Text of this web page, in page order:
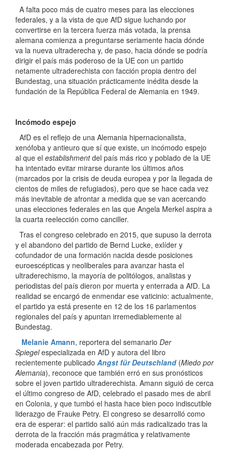
A falta poco más de cuatro meses para las elecciones
federales, y a la vista de que AfD sigue luchando por
convertirse en la tercera fuerza más votada, la prensa
alemana comienza a preguntarse seriamente hacia dónde
va la nueva ultraderecha y, de paso, hacia dónde se podría
dirigir el país más poderoso de la UE con un partido
netamente ultraderechista con facción propia dentro del
Bundestag, una situación prácticamente inédita desde la
fundación de la República Federal de Alemania en 1949.
Incómodo espejo
AfD es el reflejo de una Alemania hipernacionalista,
xenófoba y antieuro que sí que existe, un incómodo espejo
al que el establishmentdel país más rico y poblado de la UE
ha intentado evitar mirarse durante los últimos años
(marcados por la crisis de deuda europea y por la llegada de
cientos de miles de refugiados), pero que se hace cada vez
más inevitable de afrontar a medida que se van acercando
unas elecciones federales en las que Angela Merkel aspira a
la cuarta reelección como canciller.
Tras el congreso celebrado en 2015, que supuso la derrota
y el abandono del partido de Bernd Lucke, exlíder y
cofundador de una formación nacida desde posiciones
euroescépticas y neoliberales para avanzar hasta el
ultraderechismo, la mayoría de politólogos, analistas y
periodistas del país dieron por muerta y enterrada a AfD. La
realidad se encargó de enmendar ese vaticinio: actualmente,
el partido ya está presente en 12 de los 16 parlamentos
regionales del país y apuntan irremediablemente al
Bundestag.
Melanie Amann, reportera del semanario Der
Spiegelespecializada en AfD y autora del libro
recientemente publicado Angst für Deutschland(Miedo por
Alemania), reconoce que también erró en sus pronósticos
sobre el joven partido ultraderechista. Amann siguió de cerca
el último congreso de AfD, celebrado el pasado mes de abril
en Colonia, y que tumbó el hasta hace bien poco indiscutible
liderazgo de Frauke Petry. El congreso se desarrolló como
era de esperar: el partido salió aún más radicalizado tras la
derrota de la fracción más pragmática y relativamente
moderada encabezada por Petry.